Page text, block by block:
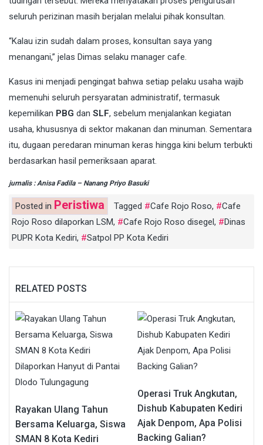
seluruh perizinan masih berjalan melalui pihak konsultan.
“Kalau izin sudah dalam proses, konsultan saya yang
menangani,” jelas Dimas selaku manager cafe.
Kasus ini menjadi pengingat bahwa setiap pelaku usaha wajib
memenuhi seluruh persyaratan administratif, termasuk
kepemilikan PBG dan SLF, sebelum menjalankan kegiatan
usaha, khususnya di sektor makanan dan minuman. Sementara
itu, dugaan peredaran minuman keras hingga kini belum terbukti
berdasarkan hasil pemeriksaan aparat.
jurnalis : Anisa Fadila – Nanang Priyo Basuki
Posted in Peristiwa Tagged Cafe Rojo Roso,
Cafe
Rojo Roso dilaporkan LSM, Cafe Rojo Roso disegel,
Dinas
PUPR Kota Kediri, Satpol PP Kota Kediri
RELATED POSTS
Rayakan Ulang Tahun
Bersama Keluarga, Siswa
SMAN 8 Kota Kediri
Operasi Truk Angkutan,
Dishub Kabupaten Kediri
Ajak Denpom, Apa Polisi
Backing Galian?